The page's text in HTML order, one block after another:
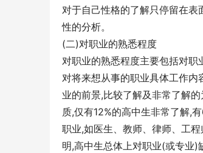
对于自己性格的了解只停留在
性的分析。
(二)对职业的熟悉程度
对职业的熟悉程度主要包括对
对将来想从事的职业具体工作内
业的前景,比较了解及非常了解
质,仅有12%的高中生非常了解,
职业,如医生、教师、律师、工
明,高中生总体上对职业(或专业)